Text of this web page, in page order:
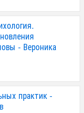
- Вероника
практик -